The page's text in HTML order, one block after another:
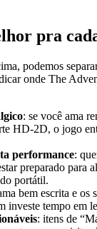
pra
podemos
onde The
: se você ama
HD‑2D, o jogo
performance:
preparado para
portátil.
bem escrita e os
investe tempo em
: itens de